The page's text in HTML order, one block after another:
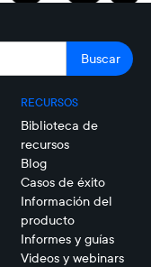
RECURSOS
Biblioteca de
recursos
Blog
Casos de éxito
Información del
producto
Informes y guías
Videos y webinars